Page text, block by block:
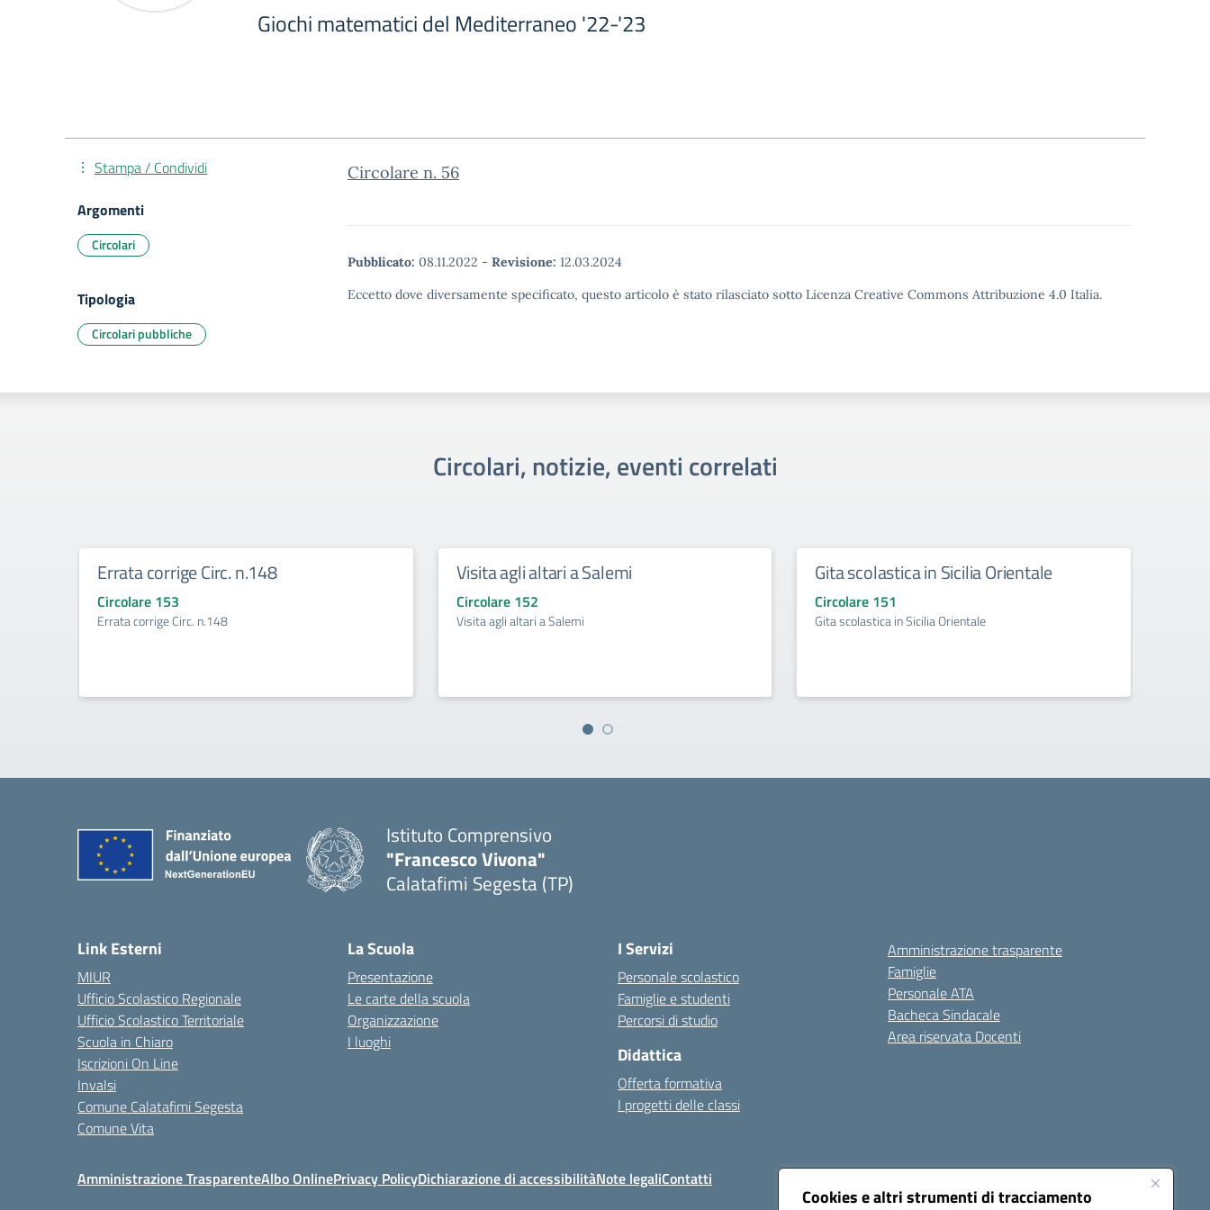
Cookies e altri strumenti di tracciamento
Giochi matematici del Mediterraneo '22-'23
Circolare n. 56
Pubblicato: 08.11.2022 - Revisione: 12.03.2024
Eccetto dove diversamente specificato, questo articolo è stato rilasciato sotto Licenza Creative Commons Attribuzione 4.0 Italia.
Stampa / Condividi
Argomenti
Circolari
Tipologia
Circolari pubbliche
Circolari, notizie, eventi correlati
Errata corrige Circ. n.148
Circolare 153
Errata corrige Circ. n.148
Visita agli altari a Salemi
Circolare 152
Visita agli altari a Salemi
Gita scolastica in Sicilia Orientale
Circolare 151
Gita scolastica in Sicilia Orientale
Istituto Comprensivo
"Francesco Vivona"
Calatafimi Segesta (TP)
Link Esterni
MIUR
Ufficio Scolastico Regionale
Ufficio Scolastico Territoriale
Scuola in Chiaro
Iscrizioni On Line
Invalsi
Comune Calatafimi Segesta
Comune Vita
La Scuola
Presentazione
Le carte della scuola
Organizzazione
I luoghi
I Servizi
Personale scolastico
Famiglie e studenti
Percorsi di studio
Didattica
Offerta formativa
I progetti delle classi
Amministrazione trasparente
Famiglie
Personale ATA
Bacheca Sindacale
Area riservata Docenti
Amministrazione TrasparenteAlbo OnlinePrivacy PolicyDichiarazione di accessibilitàNote legaliContatti